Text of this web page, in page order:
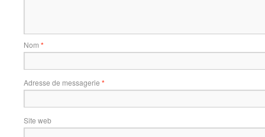
Nom *
Adresse de messagerie *
Site web